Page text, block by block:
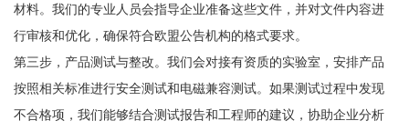
材料。我们的专业人员会指导企业准备这些文件，并对文件内容进
行审核和优化，确保符合欧盟公告机构的格式要求。
第三步，产品测试与整改。我们会对接有资质的实验室，安排产品
按照相关标准进行安全测试和电磁兼容测试。如果测试过程中发现
不合格项，我们能够结合测试报告和工程师的建议，协助企业分析